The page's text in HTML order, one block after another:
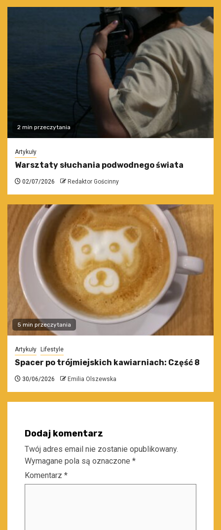
2 min przeczytania
Artykuły
Warsztaty słuchania podwodnego świata
02/07/2026 Redaktor Gościnny
5 min przeczytania
Artykuły Lifestyle
Spacer po trójmiejskich kawiarniach: Część 8
30/06/2026 Emilia Olszewska
Dodaj komentarz
Twój adres email nie zostanie opublikowany.
Wymagane pola są oznaczone *
Komentarz *